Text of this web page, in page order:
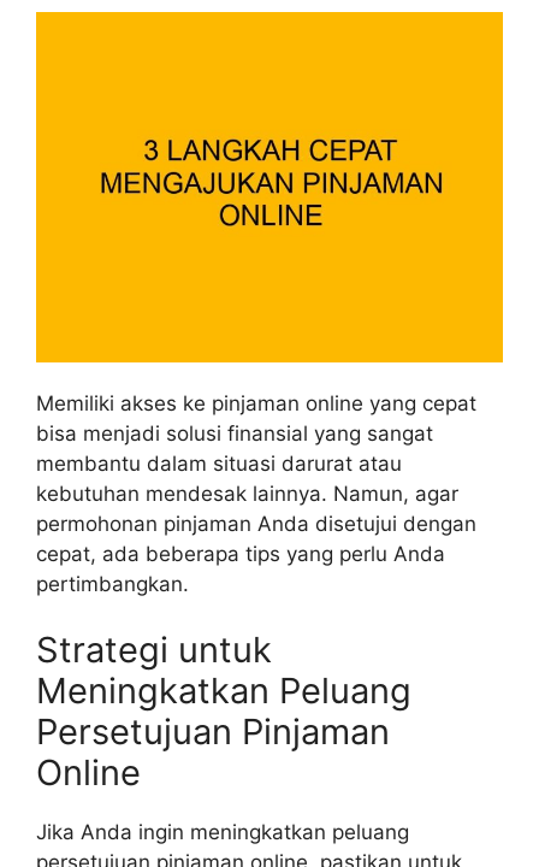
Memiliki akses ke pinjaman online yang cepat
bisa menjadi solusi finansial yang sangat
membantu dalam situasi darurat atau
kebutuhan mendesak lainnya. Namun, agar
permohonan pinjaman Anda disetujui dengan
cepat, ada beberapa tips yang perlu Anda
pertimbangkan.
Strategi untuk
Meningkatkan Peluang
Persetujuan Pinjaman
Online
Jika Anda ingin meningkatkan peluang